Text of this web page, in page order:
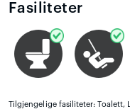
Fasiliteter
Tilgjengelige fasiliteter: Toalett,